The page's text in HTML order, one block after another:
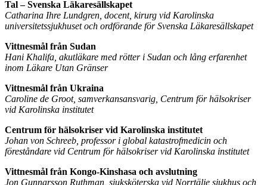
Tal – Svenska Läkaresällskapet
Catharina Ihre Lundgren, docent, kirurg vid Karolinska
universitetssjukhuset och ordförande för Svenska Läkaresällskapet
Vittnesmål från Sudan
Hani Khalifa, akutläkare med rötter i Sudan och lång erfarenhet
inom Läkare Utan Gränser
Vittnesmål från Ukraina
Caroline de Groot, samverkansansvarig, Centrum för hälsokriser
vid Karolinska institutet
Centrum för hälsokriser vid Karolinska institutet
Johan von Schreeb, professor i global katastrofmedicin och
föreståndare vid Centrum för hälsokriser vid Karolinska institutet
Vittnesmål från Kongo-Kinshasa och avslutning
Jon Gunnarsson Ruthman, sjuksköterska vid Norrtälje sjukhus och